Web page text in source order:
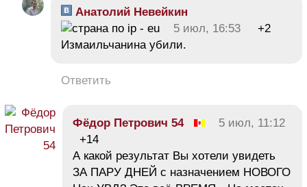
Анатолий Невейкин
5 июл, 16:53
+2
Измаильчанина убили.
Ответить
Фёдор Петрович 54
5 июл, 11:12
+14
А какой результат Вы хотели увидеть
ЗА ПАРУ ДНЕЙ с назначением НОВОГО